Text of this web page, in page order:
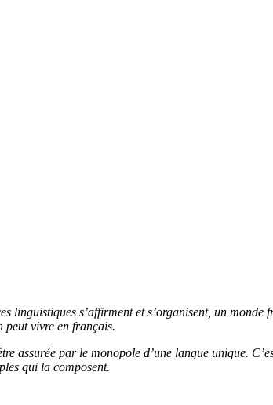
s’affirment et s’organisent, un monde
peut vivre en français.
par le monopole d’une langue unique.
qui la composent.